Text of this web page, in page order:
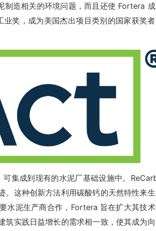
制造相关的环境问题，而且还使 Fortera
奖，成为美国杰出项目类别的国家获奖
集成到现有的水泥厂基础设施中。
。这种创新方法利用碳酸钙的天然特性来
水泥生产商合作，Fortera 旨在扩大其技
筑实践日益增长的需求相一致，使其成为